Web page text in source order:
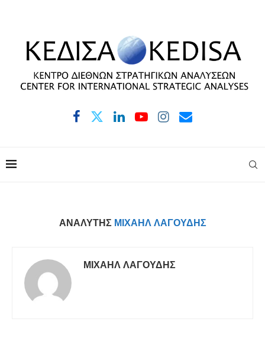
ΑΝΑΛΥΤΉΣ ΜΙΧΑΉΛ ΛΑΓΟΎΔΗΣ
ΜΙΧΑΉΛ ΛΑΓΟΎΔΗΣ